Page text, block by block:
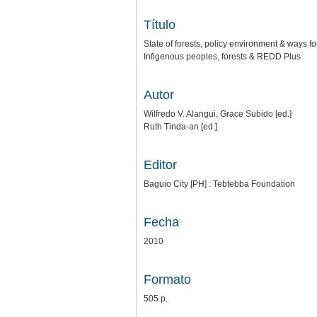
Título
State of forests, policy environment & ways
Infigenous peoples, forests & REDD Plus
Autor
Wilfredo V. Alangui, Grace Subido [ed.]
Ruth Tinda-an [ed.]
Editor
Baguio City [PH] : Tebtebba Foundation
Fecha
2010
Formato
505 p.